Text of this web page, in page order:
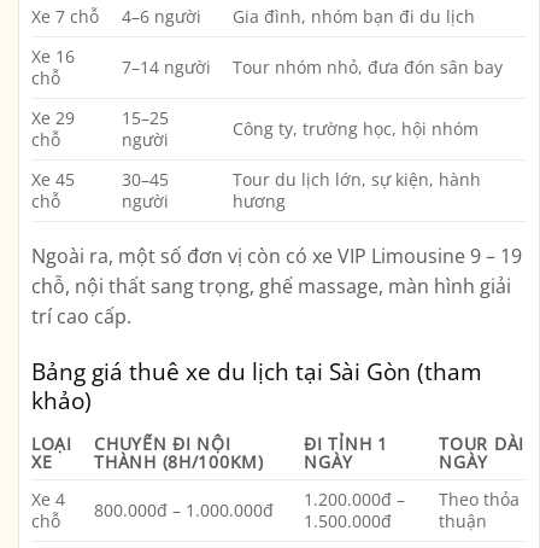
Xe 7 chỗ
4–6 người
Gia đình, nhóm bạn đi du lịch
Xe 16
chỗ
7–14 người Tour nhóm nhỏ, đưa đón sân bay
Xe 29
chỗ
15–25
người
Công ty, trường học, hội nhóm
Xe 45
chỗ
30–45
người
Tour du lịch lớn, sự kiện, hành
hương
Ngoài ra, một số đơn vị còn có xe VIP Limousine9 – 19
chỗ, nội thất sang trọng, ghế massage, màn hình giải
trí cao cấp.
Bảng giá thuê xe du lịch tại Sài Gòn (tham
khảo)
LOẠI
XE
CHUYẾN ĐI NỘI
THÀNH (8H/100KM)
ĐI TỈNH 1
NGÀY
TOUR DÀI
NGÀY
Xe 4
chỗ
800.000đ – 1.000.000đ
1.200.000đ –
1.500.000đ
Theo thỏa
thuận